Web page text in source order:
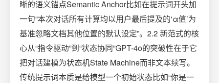
晰的语义锚点Semantic Anchor比如在提示词开头加
一句“本次对话所有计算均以用户最后提及的‘α值’为
基准忽略文档其他位置的默认设定”。2.2 新范式的核
心从“指令驱动”到“状态协同”GPT-4o的突破性在于它
把对话建模为状态机State Machine而非文本续写。
传统提示词本质是给模型一个初始状态比如“你是一